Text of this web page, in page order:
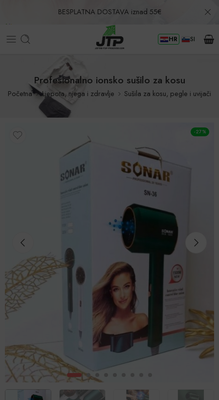
BESPLATNA DOSTAVA iznad 55€
Povrat u roku od 30 dana! HR SI
Profesionalno ionsko sušilo za kosu
Početna Ljepota, njega i zdravlje Sušila za kosu, pegle i uvijači
-27%